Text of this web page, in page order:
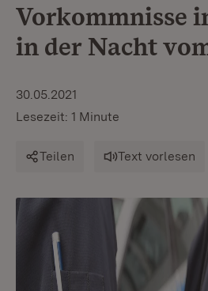
Vorkommnisse
in der Nacht
30.05.2021
Lesezeit: 1 Minute
Teilen Text vorlesen